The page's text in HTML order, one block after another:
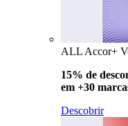
ALL Accor+
15% de
em +30
Descobrir